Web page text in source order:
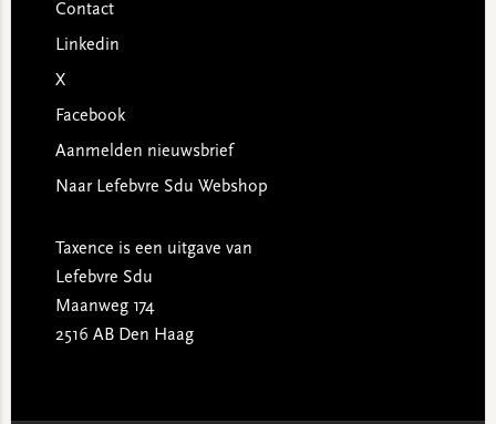
Contact
Linkedin
X
Facebook
Aanmelden nieuwsbrief
Naar Lefebvre Sdu Webshop
Taxence is een uitgave van
Lefebvre Sdu
Maanweg 174
2516 AB Den Haag